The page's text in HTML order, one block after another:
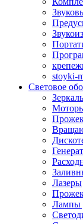
stoyki-
Световое
Лазеры
Лампы